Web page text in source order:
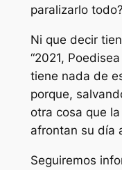
paralizarlo todo?
Ni que decir
“2021,
tiene nada de
porque,
otra cosa que
afrontan su día
Seguiremos